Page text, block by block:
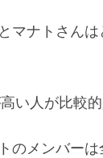
マナトさん
い人が比較的
のメンバー